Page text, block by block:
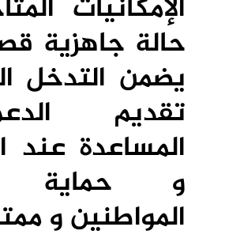
الإمكانيات
حالة جاهزية
يضمن التدخل
تقديم
المساعدة عند
و حماية
المواطنين و